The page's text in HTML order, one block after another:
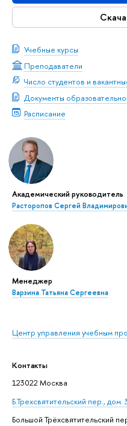
Учебные курсы
Преподаватели
Число студентов и
Документы
Расписание
Академический руководитель
Расторопов Сергей
Менеджер
Варзина Татьяна Сергеевна
Центр управления учебным
Контакты
123022 Москва
Б.Трехсвятительский пер., дом.
Большой Трёхсвятительский